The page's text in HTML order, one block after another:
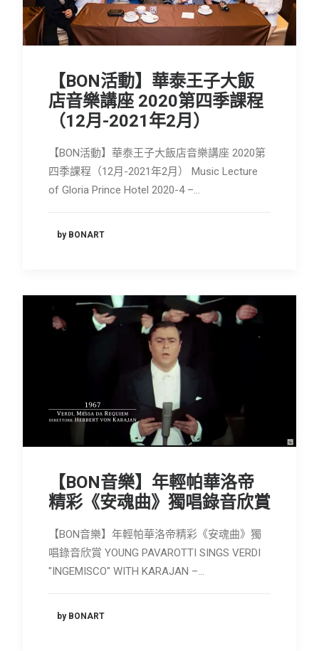
【BON活動】華泰王子大飯
店音樂講座 2020第四季課程
（12月-2021年2月）
【BON活動】華泰王子大飯店音樂講座 2020第
四季課程（12月-2021年2月） Music Lecture
of Gloria Prince Hotel 2020-4 –…
by BONART
【BON音樂】年輕帕華洛帝
精彩《安魂曲》獨唱錄音欣賞
【BON音樂】年輕帕華洛帝精彩《安魂曲》獨
唱錄音欣賞 YOUNG PAVAROTTI SINGS VERDI
"INGEMISCO" WITH KARAJAN –…
by BONART